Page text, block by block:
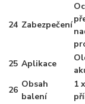
24 Zabezpečení
25 Aplikace
26
Obsah
balení
1